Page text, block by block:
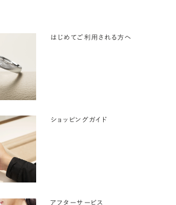
はじめてご利用される方へ
ショッピングガイド
アフターサービス